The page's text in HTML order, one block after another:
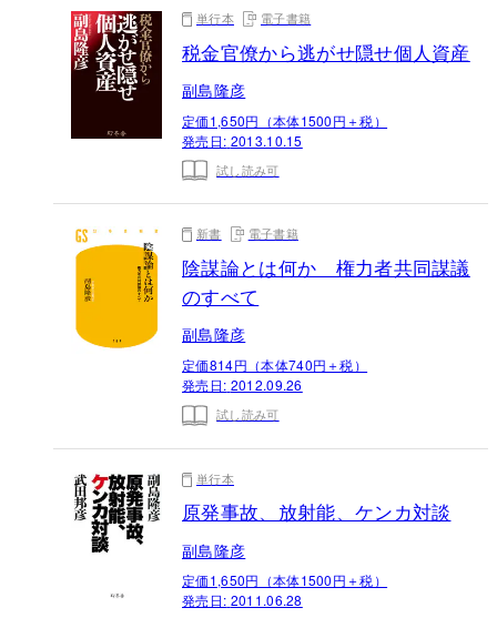
単行本 電子書籍
税金官僚から逃がせ隠せ個人資産
副島隆彦
定価1,650円（本体1500円＋税）
発売日: 2013.10.15
試し読み可
新書 電子書籍
陰謀論とは何か 権力者共同謀議
のすべて
副島隆彦
定価814円（本体740円＋税）
発売日: 2012.09.26
試し読み可
単行本
原発事故、放射能、ケンカ対談
副島隆彦
定価1,650円（本体1500円＋税）
発売日: 2011.06.28